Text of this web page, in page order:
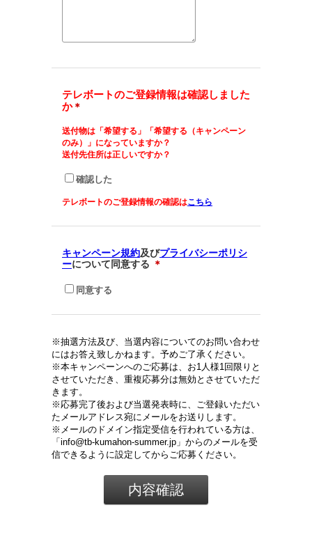
テレボートのご登録情報は確認しました
か＊
送付物は「希望する」「希望する（キャンペーン
のみ）」になっていますか？
送付先住所は正しいですか？
確認した
テレボートのご登録情報の確認はこちら
キャンペーン規約及びプライバシーポリシ
ーについて同意する ＊
同意する
※抽選方法及び、当選内容についてのお問い合わせ
にはお答え致しかねます。予めご了承ください。
※本キャンペーンへのご応募は、お1人様1回限りと
させていただき、重複応募分は無効とさせていただ
きます。
※応募完了後および当選発表時に、ご登録いただい
たメールアドレス宛にメールをお送りします。
※メールのドメイン指定受信を行われている方は、
「info@tb-kumahon-summer.jp」からのメールを受
信できるように設定してからご応募ください。